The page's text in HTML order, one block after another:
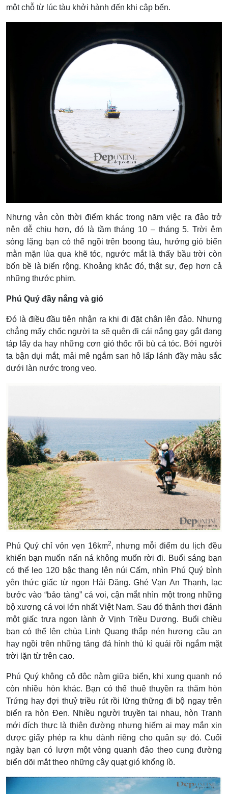
một chỗ từ lúc tàu khởi hành đến khi cập bến.
Nhưng vẫn còn thời điểm khác trong năm việc ra đảo trở
nên dễ chịu hơn, đó là tầm tháng 10 – tháng 5. Trời êm
sóng lặng bạn có thể ngồi trên boong tàu, hưởng gió biển
mằn mặn lùa qua khẽ tóc, ngước mắt là thấy bầu trời còn
bốn bề là biển rộng. Khoảng khắc đó, thật sự, đẹp hơn cả
những thước phim.
Phú Quý đầy nắng và gió
Đó là điều đầu tiên nhận ra khi đi đặt chân lên đảo. Nhưng
chẳng mấy chốc người ta sẽ quên đi cái nắng gay gắt đang
táp lấy da hay những cơn gió thốc rối bù cả tóc. Bởi người
ta bận dụi mắt, mải mê ngắm san hô lấp lánh đầy màu sắc
dưới làn nước trong veo.
Phú Quý chỉ vỏn vẹn 16km2, nhưng mỗi điểm du lịch đều
khiến bạn muốn nấn ná không muốn rời đi. Buổi sáng bạn
có thể leo 120 bậc thang lên núi Cấm, nhìn Phú Quý bình
yên thức giấc từ ngọn Hải Đăng. Ghé Vạn An Thạnh, lạc
bước vào “bảo tàng” cá voi, cận mắt nhìn một trong những
bộ xương cá voi lớn nhất Việt Nam. Sau đó thảnh thơi đánh
một giấc trưa ngon lành ở Vịnh Triều Dương. Buổi chiều
bạn có thể lên chùa Linh Quang thắp nén hương cầu an
hay ngồi trên những tảng đá hình thù kì quái rồi ngắm mặt
trời lặn từ trên cao.
Phú Quý không cô độc nằm giữa biển, khi xung quanh nó
còn nhiều hòn khác. Bạn có thể thuê thuyền ra thăm hòn
Trứng hay đợi thuỷ triều rút rồi lững thững đi bộ ngay trên
biển ra hòn Đen. Nhiều người truyền tai nhau, hòn Tranh
mới đích thực là thiên đường nhưng hiếm ai may mắn xin
được giấy phép ra khu dành riêng cho quân sự đó. Cuối
ngày bạn có lượn một vòng quanh đảo theo cung đường
biển dõi mắt theo những cây quạt gió khổng lồ.